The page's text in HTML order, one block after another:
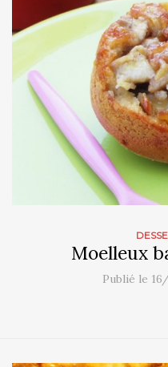
Moelleux
Publié le